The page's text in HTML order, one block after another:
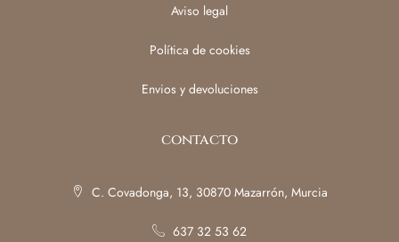
Aviso legal
Política de cookies
Envios y devoluciones
contacto
C. Covadonga, 13, 30870 Mazarrón, Murcia
637 32 53 62